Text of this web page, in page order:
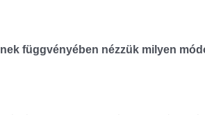
függvényében nézzük milyen